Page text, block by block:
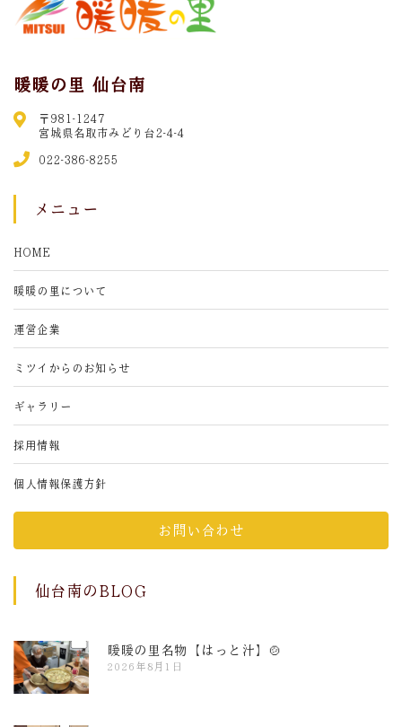
暖暖の里 仙台南
〒981-1247
宮城県名取市みどり台2-4-4
022-386-8255
メニュー
HOME
暖暖の里について
運営企業
ミツイからのお知らせ
ギャラリー
採用情報
個人情報保護方針
お問い合わせ
仙台南のBLOG
暖暖の里名物【はっと汁】🍲
2026年8月1日